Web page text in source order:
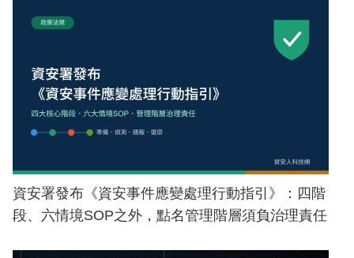
資安署發布《資安事件應變處理行動指引》：四階
段、六情境SOP之外，點名管理階層須負治理責任